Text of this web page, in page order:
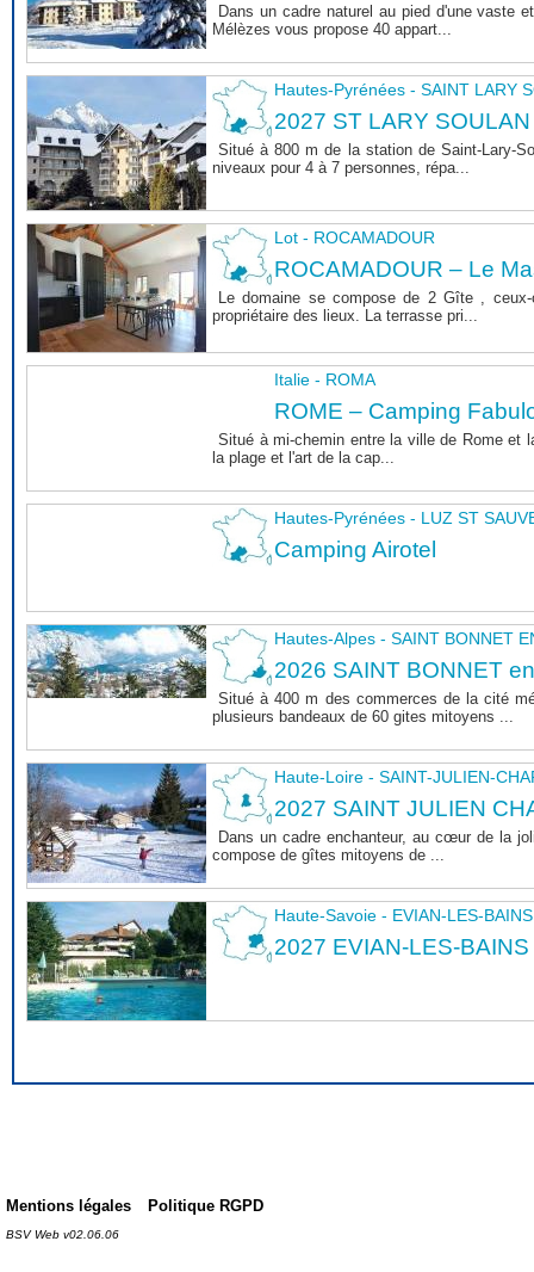
Dans un cadre naturel au pied d'une vaste
Mélèzes vous propose 40 appart...
Hautes-Pyrénées - SAINT LARY
2027 ST LARY SOULAN
Situé à 800 m de la station de Saint-Lary-
niveaux pour 4 à 7 personnes, répa...
Lot - ROCAMADOUR
ROCAMADOUR – Le
Le domaine se compose de 2 Gîte ,
propriétaire des lieux. La terrasse pri...
Italie - ROMA
ROME – Camping
Situé à mi-chemin entre la ville de Rome et
la plage et l'art de la cap...
Hautes-Pyrénées - LUZ ST
Camping Airotel
Hautes-Alpes - SAINT BONNET
2026 SAINT BONNET
Situé à 400 m des commerces de la cité
plusieurs bandeaux de 60 gites mitoyens ...
Haute-Loire - SAINT-JULIEN-
2027 SAINT JULIEN
Dans un cadre enchanteur, au cœur de la
compose de gîtes mitoyens de ...
Haute-Savoie - EVIAN-LES-BAINS
2027 EVIAN-LES-BAINS
Mentions légales Politique RGPD
BSV Web v02.06.06